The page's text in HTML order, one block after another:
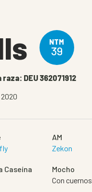
NTM
39
DEU 362071912
AM
Zekon
Caseína
Mocho
Con cuernos